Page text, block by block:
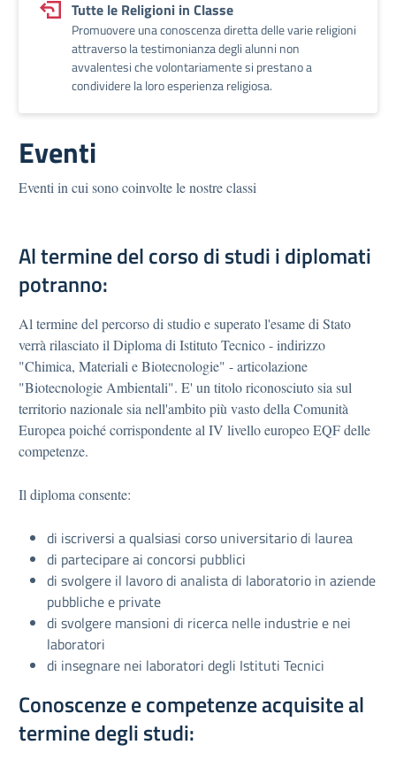
Tutte le Religioni in Classe
Promuovere una conoscenza diretta delle varie religioni
attraverso la testimonianza degli alunni non
avvalentesi che volontariamente si prestano a
condividere la loro esperienza religiosa.
Eventi
Eventi in cui sono coinvolte le nostre classi
Al termine del corso di studi i diplomati
potranno:
Al termine del percorso di studio e superato l'esame di Stato
verrà rilasciato il Diploma di Istituto Tecnico - indirizzo
"Chimica, Materiali e Biotecnologie" - articolazione
"Biotecnologie Ambientali". E' un titolo riconosciuto sia sul
territorio nazionale sia nell'ambito più vasto della Comunità
Europea poiché corrispondente al IV livello europeo EQF delle
competenze.
Il diploma consente:
di iscriversi a qualsiasi corso universitario di laurea
di partecipare ai concorsi pubblici
di svolgere il lavoro di analista di laboratorio in aziende
pubbliche e private
di svolgere mansioni di ricerca nelle industrie e nei
laboratori
di insegnare nei laboratori degli Istituti Tecnici
Conoscenze e competenze acquisite al
termine degli studi: